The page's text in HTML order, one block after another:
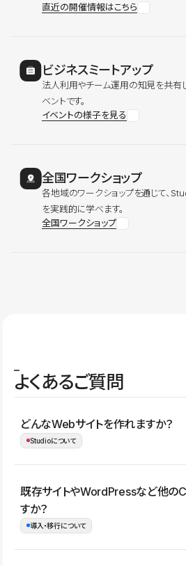
直近の開催情報はこちら
ビジネスミートアップ
法人利用やチーム運用の知見を共有
ベントです。
イベントの様子を見る
全国ワークショップ
各地域のワークショップを通じて、
を実践的に学べます。
全国ワークショップ
よくあるご質問
どんなWebサイトを作れますか？
Studioについて
コーポレートサイト、サービスサイト
グ・メディア、イベントサイト、店舗
ォリオなど幅広く制作できます。
既存サイトやWordPressなど他の
すか？
導入・移行について